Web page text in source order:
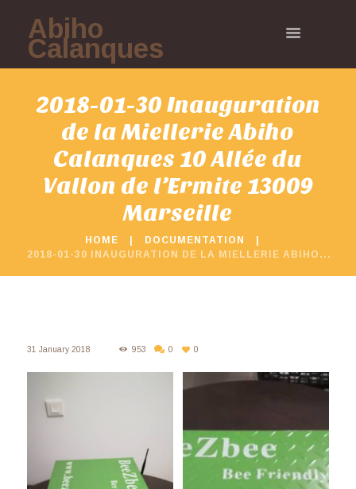
Abiho
Calanques
2018-01-30 Inauguration
de la Miellerie Abiho
Calanques 10 Allée du
Vallon de l’Ermite 13009
Marseille
HOME
DOCUMENTATION
2018-01-30 INAUGURATION DE LA MIELLERIE ABIHO...
31 January 2018 953 0 0